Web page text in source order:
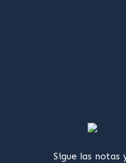
Sigue las notas